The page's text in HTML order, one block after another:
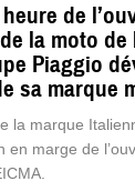
de
la moto de
Piaggio
sa marque
la marque
en marge de